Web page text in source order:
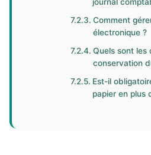
Comment
électronique ?
Quels sont les
conservation
Est-il
papier en plus